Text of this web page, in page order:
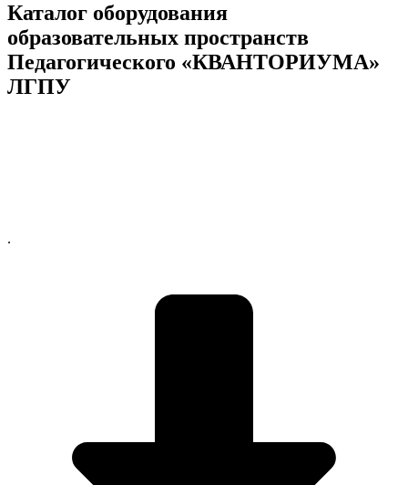
Каталог оборудования
образовательных пространств
Педагогического «КВАНТОРИУМА»
ЛГПУ
.